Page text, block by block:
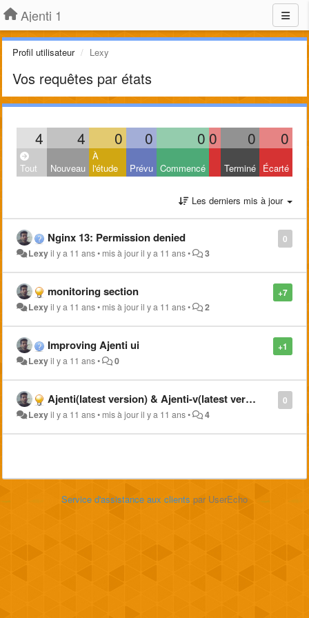
Ajenti 1
Profil utilisateur Lexy
Vos requêtes par états
4 4 0 0 0 0 0 0
Tout Nouveau
À
l'étude
Prévu Commencé Terminé Écarté
Les derniers mis à jour
0
Nginx 13: Permission denied
Lexyil y a 11 ans• mis à jouril y a 11 ans• 3
+7
monitoring section
Lexyil y a 11 ans• mis à jouril y a 11 ans• 2
+1
Improving Ajenti ui
Lexyil y a 11 ans• 0
0
Ajenti(latest version) & Ajenti-v(latest version) with all plugin on centos 7 64
Lexyil y a 11 ans• mis à jouril y a 11 ans• 4
Service d'assistance aux clients par UserEcho